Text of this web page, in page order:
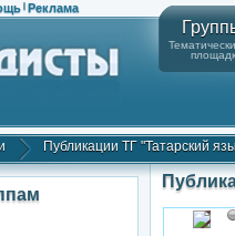
| Реклама
Публикации ТГ "Татарский